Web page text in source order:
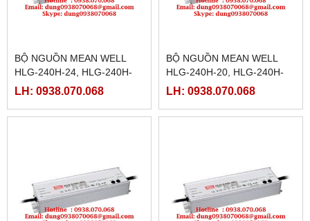
BỘ NGUỒN MEAN WELL
HLG-240H-24, HLG-240H-
24A,HLG-240H-24B,HLG-
LH: 0938.070.068
BỘ NGUỒN MEAN WELL
HLG-240H-20, HLG-240H-
20A,HLG-240H-20B,HLG-
LH: 0938.070.068